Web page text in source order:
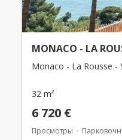
MONACO - LA
Monaco - La Rousse -
32 m²
6 720 €
Просмотры